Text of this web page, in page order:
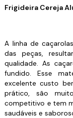
Frigideira Cereja
A linha de
das peças,
qualidade. As
fundido. Esse
excelente custo
prático, são
competitivo e tem
saudáveis e